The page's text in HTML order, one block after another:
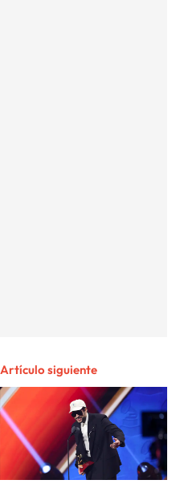
Artículo siguiente